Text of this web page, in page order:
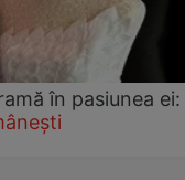
în pasiunea ei: